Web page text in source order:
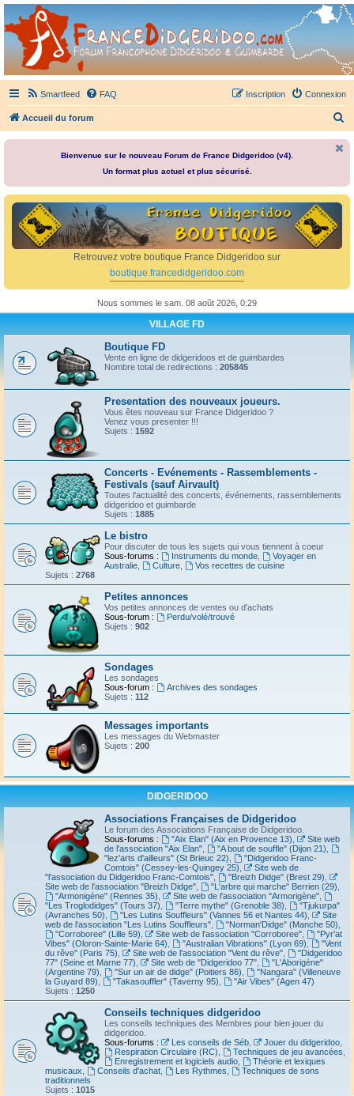
France Didgeridoo
Didgeridoo et Guimbarde sur France Didgeridoo - retrouvez la communauté.
Smartfeed FAQ Connexion
Inscription
Accueil du forum
e
r
Bienvenue sur le nouveau Forum de France Didgeridoo (v4).
Un format plus actuel et plus sécurisé.
Retrouvez votre boutique France Didgeridoo sur
boutique.francedidgeridoo.com
Nous sommes le sam. 08 août 2026, 0:29
VILLAGE FD
Boutique FD
Vente en ligne de didgeridoos et de guimbardes
Nombre total de redirections : 205845
Presentation des nouveaux joueurs.
Vous êtes nouveau sur France Didgeridoo ?
Venez vous presenter !!!
Sujets : 1592
Concerts - Evénements - Rassemblements -
Festivals (sauf Airvault)
Toutes l'actualité des concerts, événements, rassemblements
didgeridoo et guimbarde
Sujets : 1885
Le bistro
Pour discuter de tous les sujets qui vous tiennent à coeur
Sous-forums :
Instruments du monde,
Voyager en
Australie
Culture,
Vos recettes de cuisine
Sujets : 2768
Petites annonces
Vos petites annonces de ventes ou d'achats
Sous-forum :
Perdu/volé/trouvé
Sujets : 902
Sondages
Les sondages
Sous-forum :
Archives des sondages
Sujets : 112
Messages importants
Les messages du Webmaster
Sujets : 200
DIDGERIDOO
Associations Françaises de Didgeridoo
Le forum des Associations Française de Didgeridoo.
Sous-forums :
"Aix Elan" (Aix en Provence 13)
Site web
de l'association "Aix Elan"
"A bout de souffle" (Dijon 21)
"lez'arts d'ailleurs" (St Brieuc 22)
"Didgeridoo Franc-
Comtois" (Cessey-les-Quingey 25)
Site web de
"l'association du Didgeridoo Franc-Comtois"
"Breizh Didge" (Brest 29)
Site web de l'association "Breizh Didge"
"L'arbre qui marche" Berrien (29)
"Armonigène" (Rennes 35)
Site web de l'association "Armorigène",
"Les Troglodidges" (Tours 37)
"Terre mythe" (Grenoble 38)
"Tjukurpa"
(Avranches 50)
"Les Lutins Souffleurs" (Vannes 56 et Nantes 44)
Site
web de l'association "Les Lutins Souffleurs"
"Norman'Didge" (Manche 50)
"Corroboree" (Lille 59)
Site web de l'association "Corroboree",
"Pyr'at
Vibes" (Oloron-Sainte-Marie 64)
"Australian Vibrations" (Lyon 69)
"Vent
du rêve" (Paris 75)
Site web de l'association "Vent du rêve",
"Didgeridoo
77" (Seine et Marne 77)
Site web de "Didgeridoo 77",
"L'Aborigène"
(Argentine 79)
"Sur un air de didge" (Poitiers 86)
"Nangara" (Villeneuve
la Guyard 89)
"Takasouffler" (Taverny 95)
"Air Vibes" (Agen 47)
Sujets : 1250
Conseils techniques didgeridoo
Les conseils techniques des Membres pour bien jouer du
didgeridoo.
Sous-forums :
Les conseils de Séb, Jouer du didgeridoo,
Respiration Circulaire (RC)
Techniques de jeu avancées
Enregistrement et logiciels audio,
Théorie et lexiques
musicaux
Conseils d'achat, Les Rythmes
Techniques de sons
traditionnels
Sujets : 1015